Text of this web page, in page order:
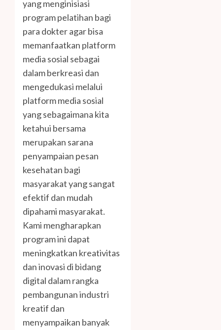
yang menginisiasi
program pelatihan bagi
para dokter agar bisa
memanfaatkan platform
media sosial sebagai
dalam berkreasi dan
mengedukasi melalui
platform media sosial
yang sebagaimana kita
ketahui bersama
merupakan sarana
penyampaian pesan
kesehatan bagi
masyarakat yang sangat
efektif dan mudah
dipahami masyarakat.
Kami mengharapkan
program ini dapat
meningkatkan kreativitas
dan inovasi di bidang
digital dalam rangka
pembangunan industri
kreatif dan
menyampaikan banyak